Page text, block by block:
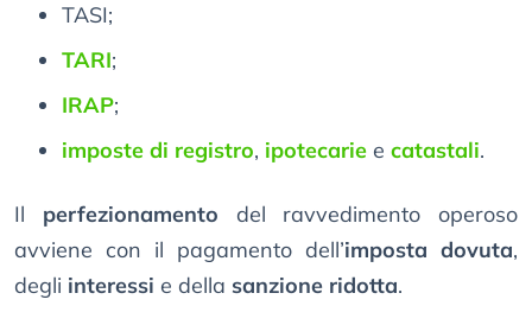
TASI;
TARI;
IRAP;
imposte di registro, ipotecarie e catastali.
Il perfezionamento del ravvedimento operoso
avviene con il pagamento dell’imposta dovuta,
degli interessi e della sanzione ridotta.